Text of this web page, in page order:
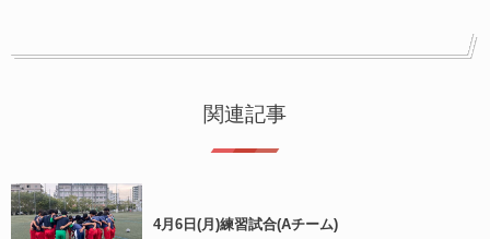
関連記事
4月6日(月)練習試合(Aチーム)